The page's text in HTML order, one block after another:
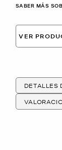
SABER MÁS
VER
DETALLES